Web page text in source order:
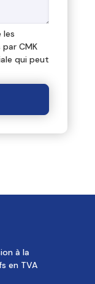
les
CMK
qui peut
à la
en TVA